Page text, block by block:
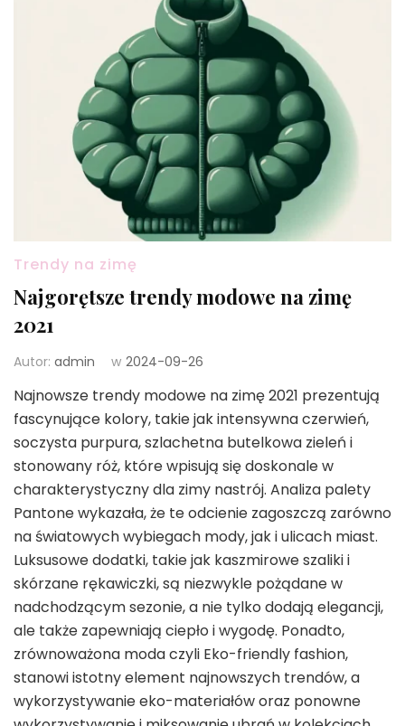
Trendy na zimę
Najgorętsze trendy modowe na zimę
2021
Autor: admin w 2024-09-26
Najnowsze trendy modowe na zimę 2021 prezentują
fascynujące kolory, takie jak intensywna czerwień,
soczysta purpura, szlachetna butelkowa zieleń i
stonowany róż, które wpisują się doskonale w
charakterystyczny dla zimy nastrój. Analiza palety
Pantone wykazała, że te odcienie zagoszczą zarówno
na światowych wybiegach mody, jak i ulicach miast.
Luksusowe dodatki, takie jak kaszmirowe szaliki i
skórzane rękawiczki, są niezwykle pożądane w
nadchodzącym sezonie, a nie tylko dodają elegancji,
ale także zapewniają ciepło i wygodę. Ponadto,
zrównoważona moda czyli Eko-friendly fashion,
stanowi istotny element najnowszych trendów, a
wykorzystywanie eko-materiałów oraz ponowne